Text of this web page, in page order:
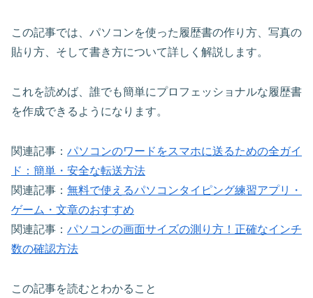
この記事では、パソコンを使った履歴書の作り方、写真の
貼り方、そして書き方について詳しく解説します。
これを読めば、誰でも簡単にプロフェッショナルな履歴書
を作成できるようになります。
関連記事： パソコンのワードをスマホに送るための全ガイ
ド：簡単・安全な転送方法
関連記事： 無料で使えるパソコンタイピング練習アプリ・
ゲーム・文章のおすすめ
関連記事： パソコンの画面サイズの測り方！正確なインチ
数の確認方法
この記事を読むとわかること